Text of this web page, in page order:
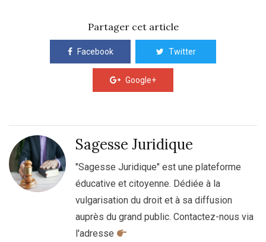
Partager cet article
Facebook Twitter
Google+
Sagesse Juridique
"Sagesse Juridique" est une plateforme
éducative et citoyenne. Dédiée à la
vulgarisation du droit et à sa diffusion
auprès du grand public. Contactez-nous via
l'adresse